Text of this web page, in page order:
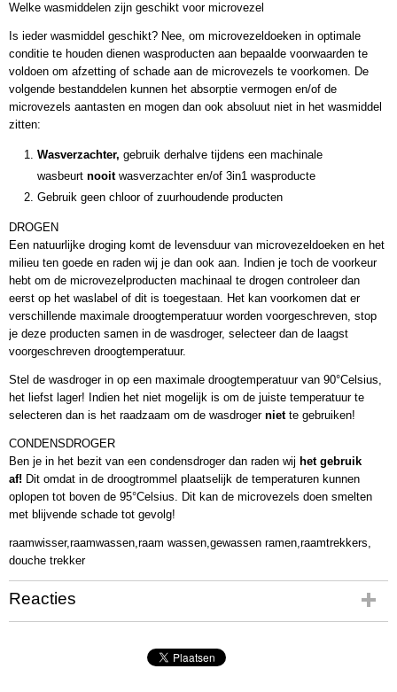
Welke wasmiddelen zijn geschikt voor microvezel
Is ieder wasmiddel geschikt? Nee, om microvezeldoeken in optimale
conditie te houden dienen wasproducten aan bepaalde voorwaarden te
voldoen om afzetting of schade aan de microvezels te voorkomen. De
volgende bestanddelen kunnen het absorptie vermogen en/of de
microvezels aantasten en mogen dan ook absoluut niet in het wasmiddel
zitten:
Wasverzachter, gebruik derhalve tijdens een machinale
wasbeurt nooitwasverzachter en/of 3in1 wasproducte
Gebruik geen chloor of zuurhoudende producten
DROGEN
Een natuurlijke droging komt de levensduur van microvezeldoeken en het
milieu ten goede en raden wij je dan ook aan. Indien je toch de voorkeur
hebt om de microvezelproducten machinaal te drogen controleer dan
eerst op het waslabel of dit is toegestaan. Het kan voorkomen dat er
verschillende maximale droogtemperatuur worden voorgeschreven, stop
je deze producten samen in de wasdroger, selecteer dan de laagst
voorgeschreven droogtemperatuur.
Stel de wasdroger in op een maximale droogtemperatuur van 90°Celsius,
het liefst lager! Indien het niet mogelijk is om de juiste temperatuur te
selecteren dan is het raadzaam om de wasdroger niette gebruiken!
CONDENSDROGER
Ben je in het bezit van een condensdroger dan raden wij het gebruik
af! Dit omdat in de droogtrommel plaatselijk de temperaturen kunnen
oplopen tot boven de 95°Celsius. Dit kan de microvezels doen smelten
met blijvende schade tot gevolg!
raamwisser,raamwassen,raam wassen,gewassen ramen,raamtrekkers,
douche trekker
Reacties